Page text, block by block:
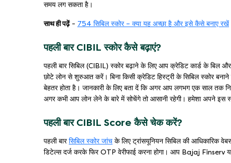
समय लग सकता है।
साथ ही पढ़ें- 754 सिबिल स्कोर – क्या यह अच्छा है और इसे कैसे बनाए रखें
पहली बार CIBIL स्कोर कैसे बढ़ाएं?
पहली बार सिबिल (CIBIL) स्कोर बढ़ाने के लिए आप क्रेडिट कार्ड के बिल
छोटे लोन से शुरुआत करें। बिना किसी क्रेडिट हिस्ट्री के सिबिल स्कोर
बेहतर होता है। जानकारी के लिए बता दें कि अगर आप लगभग एक साल तक
अगर कभी आप लोन लेने के बारे में सोचेंगे तो आसानी रहेगी। हमेशा अपने इस
पहली बार CIBIL Score कैसे चेक करें?
पहली बार सिबिल स्कोर जांच के लिए ट्रांसयूनियन सिबिल की आधिकारिक
डिटेल्स दर्ज करके फिर OTP वेरीफाई करना होगा। आप Bajaj Finserv